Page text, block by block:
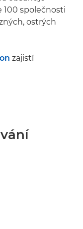
společnosti
ostrých
zajistí